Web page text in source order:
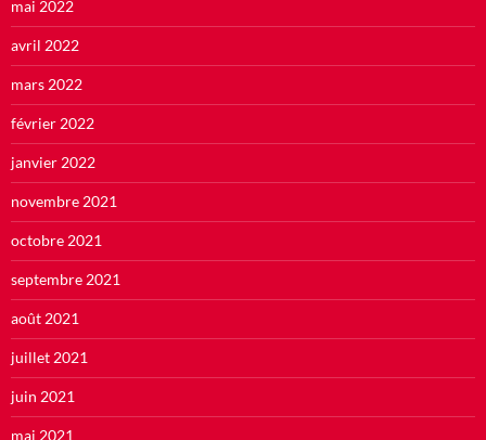
mai 2022
avril 2022
mars 2022
février 2022
janvier 2022
novembre 2021
octobre 2021
septembre 2021
août 2021
juillet 2021
juin 2021
mai 2021